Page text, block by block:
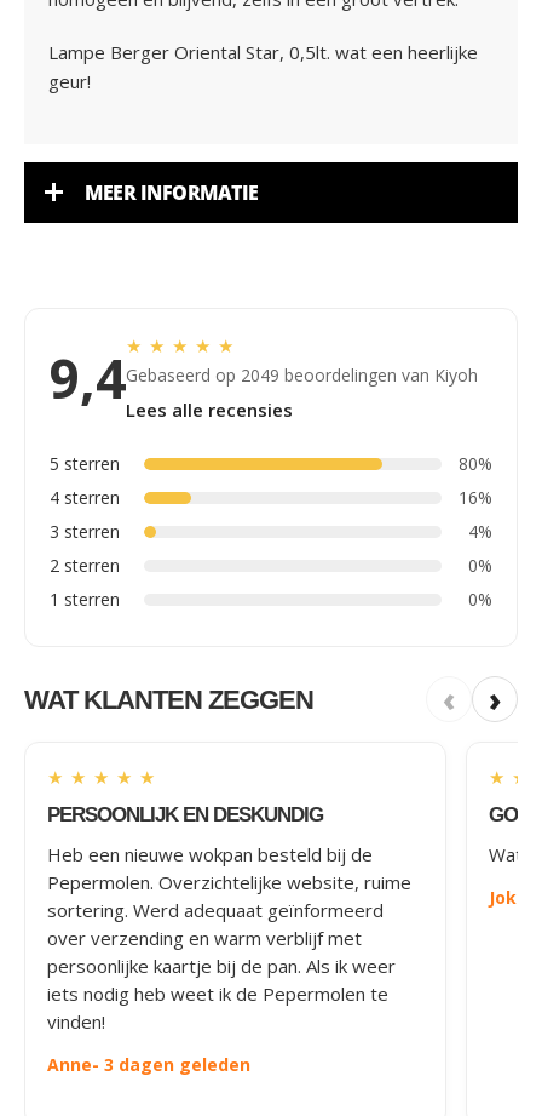
Lampe Berger Oriental Star, 0,5lt. wat een heerlijke
geur!
MEER INFORMATIE
9,4★ ★ ★ ★ ★
Gebaseerd op 2049 beoordelingen van Kiyoh
Lees alle recensies
5 sterren
80%
4 sterren
16%
3 sterren
4%
2 sterren
0%
1 sterren
0%
WAT KLANTEN ZEGGEN ‹ ›
★ ★ ★ ★ ★
PERSOONLIJK EN DESKUNDIG
Heb een nieuwe wokpan besteld bij de
Pepermolen. Overzichtelijke website, ruime
sortering. Werd adequaat geïnformeerd
over verzending en warm verblijf met
persoonlijke kaartje bij de pan. Als ik weer
iets nodig heb weet ik de Pepermolen te
vinden!
Anne- 3 dagen geleden
★ ★
Wat
Joke